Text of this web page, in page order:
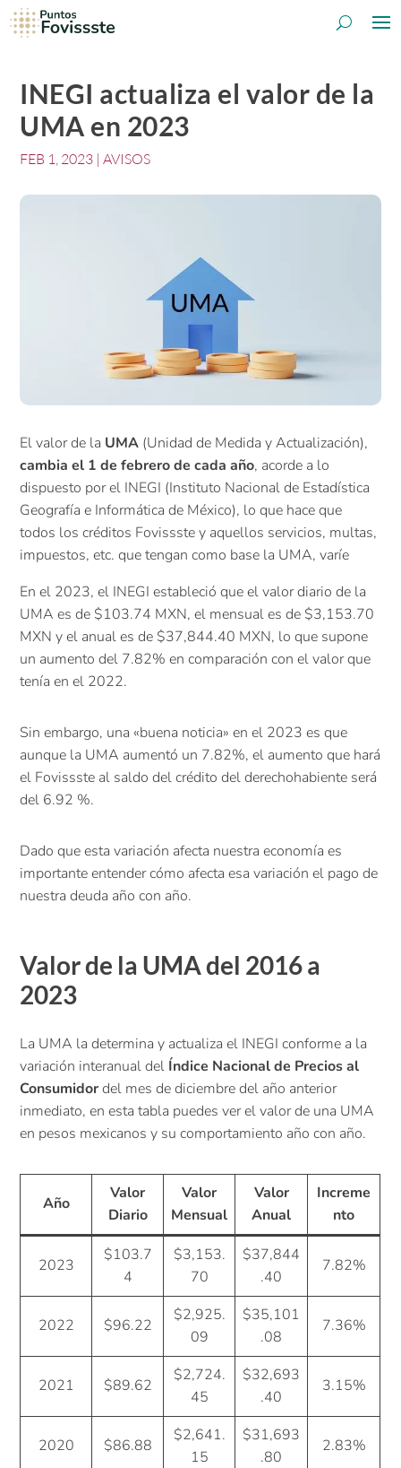
INEGI actualiza el valor de la
UMA en 2023
FEB 1, 2023 |AVISOS
El valor de la UMA (Unidad de Medida y Actualización),
cambia el 1 de febrero de cada año, acorde a lo
dispuesto por el INEGI (Instituto Nacional de Estadística
Geografía e Informática de México), lo que hace que
todos los créditos Fovissste y aquellos servicios, multas,
impuestos, etc. que tengan como base la UMA, varíe
En el 2023, el INEGI estableció que el valor diario de la
UMA es de $103.74 MXN, el mensual es de $3,153.70
MXN y el anual es de $37,844.40 MXN, lo que supone
un aumento del 7.82% en comparación con el valor que
tenía en el 2022.
Sin embargo, una «buena noticia» en el 2023 es que
aunque la UMA aumentó un 7.82%, el aumento que hará
el Fovissste al saldo del crédito del derechohabiente será
del 6.92 %.
Dado que esta variación afecta nuestra economía es
importante entender cómo afecta esa variación el pago de
nuestra deuda año con año.
Valor de la UMA del 2016 a
2023
La UMA la determina y actualiza el INEGI conforme a la
variación interanual del Índice Nacional de Precios al
Consumidordel mes de diciembre del año anterior
inmediato, en esta tabla puedes ver el valor de una UMA
en pesos mexicanos y su comportamiento año con año.
Año
Valor
Diario
Valor
Mensual
Valor
Anual
Increme
nto
2023
$103.7
4
$3,153.
70
$37,844
.40
7.82%
2022 $96.22
$2,925.
09
$35,101
.08
7.36%
2021 $89.62
$2,724.
45
$32,693
.40
3.15%
2020 $86.88
$2,641.
15
$31,693
.80
2.83%